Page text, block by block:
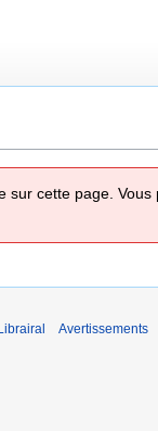
sur cette page. Vous
Avertissements